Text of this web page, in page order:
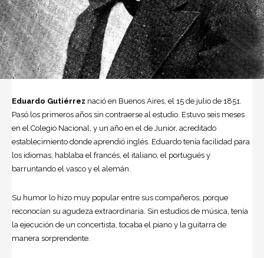
Eduardo Gutiérrez nació en Buenos Aires, el 15 de julio de 1851.
Pasó los primeros años sin contraerse al estudio. Estuvo seis meses
en el Colegio Nacional, y un año en el de Junior, acreditado
establecimiento donde aprendió inglés. Eduardo tenía facilidad para
los idiomas, hablaba el francés, el italiano, el portugués y
barruntando el vasco y el alemán.
Su humor lo hizo muy popular entre sus compañeros, porque
reconocían su agudeza extraordinaria. Sin estudios de música, tenía
la ejecución de un concertista, tocaba el piano y la guitarra de
manera sorprendente.